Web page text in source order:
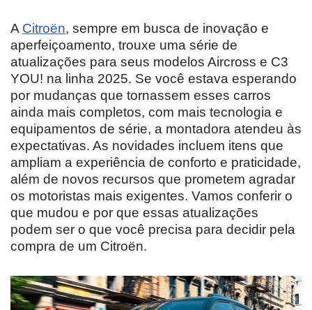
A Citroën, sempre em busca de inovação e
aperfeiçoamento, trouxe uma série de
atualizações para seus modelos Aircross e C3
YOU! na linha 2025. Se você estava esperando
por mudanças que tornassem esses carros
ainda mais completos, com mais tecnologia e
equipamentos de série, a montadora atendeu às
expectativas. As novidades incluem itens que
ampliam a experiência de conforto e praticidade,
além de novos recursos que prometem agradar
os motoristas mais exigentes. Vamos conferir o
que mudou e por que essas atualizações
podem ser o que você precisa para decidir pela
compra de um Citroën.